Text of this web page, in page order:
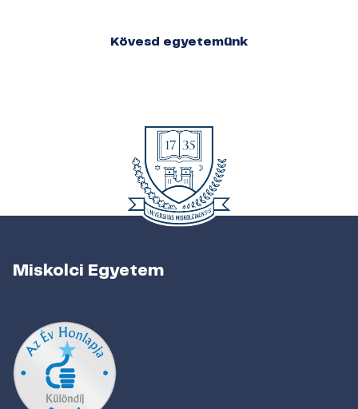
Kövesd egyetemünk
Miskolci Egyetem